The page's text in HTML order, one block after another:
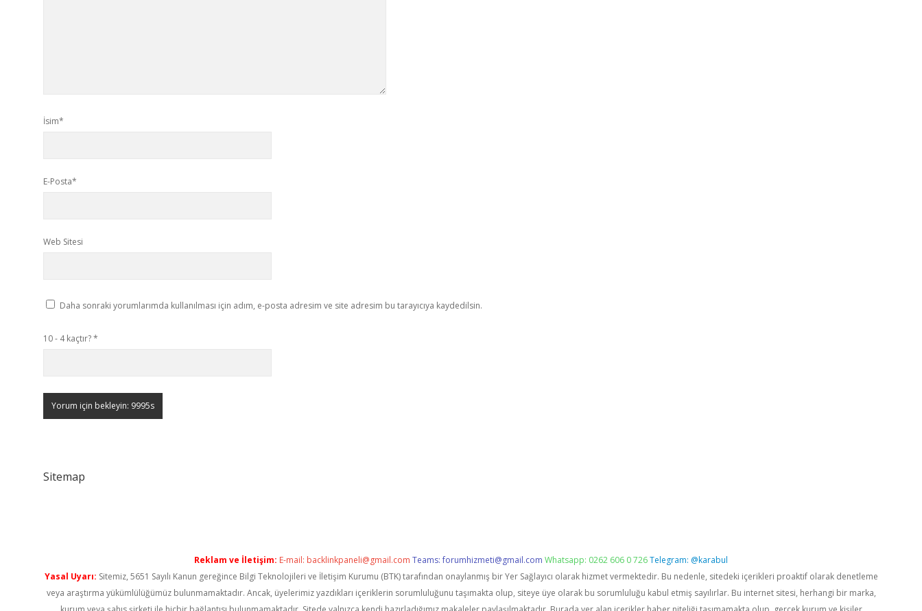
İsim*
E-Posta*
Web Sitesi
Daha sonraki yorumlarımda kullanılması için adım, e-posta adresim ve site adresim bu tarayıcıya kaydedilsin.
10 - 4 kaçtır?*
Sitemap
Reklam ve İletişim: E-mail: backlinkpaneli@gmail.com Teams:forumhizmeti@gmail.com Whatsapp: 0262 606 0 726Telegram: @karabul
Yasal Uyarı: Sitemiz, 5651 Sayılı Kanun gereğince Bilgi Teknolojileri ve İletişim Kurumu (BTK) tarafından onaylanmış bir Yer Sağlayıcı olarak hizmet vermektedir. Bu nedenle, sitedeki içerikleri proaktif olarak denetleme
veya araştırma yükümlülüğümüz bulunmamaktadır. Ancak, üyelerimiz yazdıkları içeriklerin sorumluluğunu taşımakta olup, siteye üye olarak bu sorumluluğu kabul etmiş sayılırlar. Bu internet sitesi, herhangi bir marka,